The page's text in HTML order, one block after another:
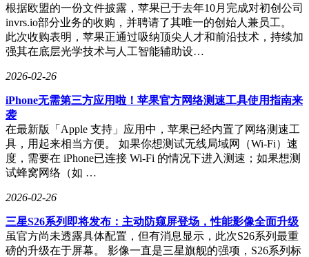
根据欧盟的一份文件披露，苹果已于去年10月完成对初创公司
invrs.io部分业务的收购，并聘请了其唯一的创始人兼员工。
此次收购表明，苹果正通过吸纳顶尖人才和前沿技术，持续加
强其在底层光学技术与人工智能辅助设…
2026-02-26
iPhone无需第三方应用啦！苹果官方网络测速工具使用指南来
袭
在最新版「Apple 支持」应用中，苹果已经内置了网络测速工
具，用起来相当方便。 如果你想测试无线局域网（Wi-Fi）速
度，需要在 iPhone已连接 Wi-Fi 的情况下进入测速；如果想测
试蜂窝网络（如 …
2026-02-26
三星S26系列即将发布：主动防窥屏登场，性能影像全面升级
虽官方尚未透露具体配置，但有消息显示，此次S26系列最重
磅的升级在于屏幕。 影像一直是三星旗舰的强项，S26系列标